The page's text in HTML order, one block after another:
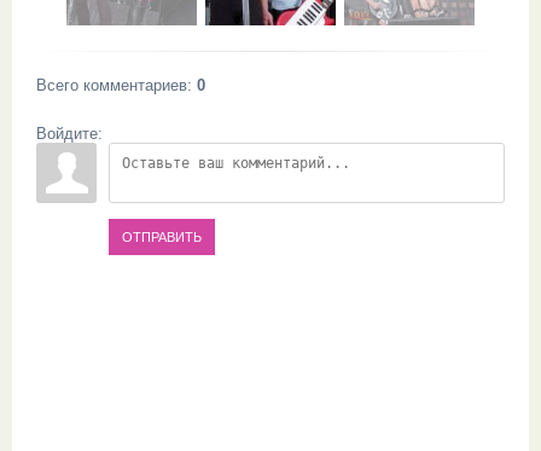
Всего комментариев: 0
Войдите:
ОТПРАВИТЬ